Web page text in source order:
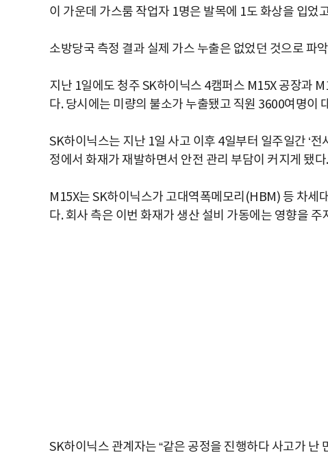
이 가운데 가스룸 작업자 1명은 발목에 1도 화상을 입었
소방당국 측정 결과 실제 가스 누출은 없었던 것으로 파
지난 1일에도 청주 SK하이닉스 4캠퍼스 M15X 공장과
다. 당시에는 미량의 불소가 누출됐고 직원 3600여명이
SK하이닉스는 지난 1일 사고 이후 4일부터 일주일간 ‘
정에서 화재가 재발하면서 안전 관리 부담이 커지게 됐다.
M15X는 SK하이닉스가 고대역폭메모리(HBM) 등 차세
다. 회사 측은 이번 화재가 생산 설비 가동에는 영향을 주
SK하이닉스 관계자는“같은 공정을 진행하다 사고가 난